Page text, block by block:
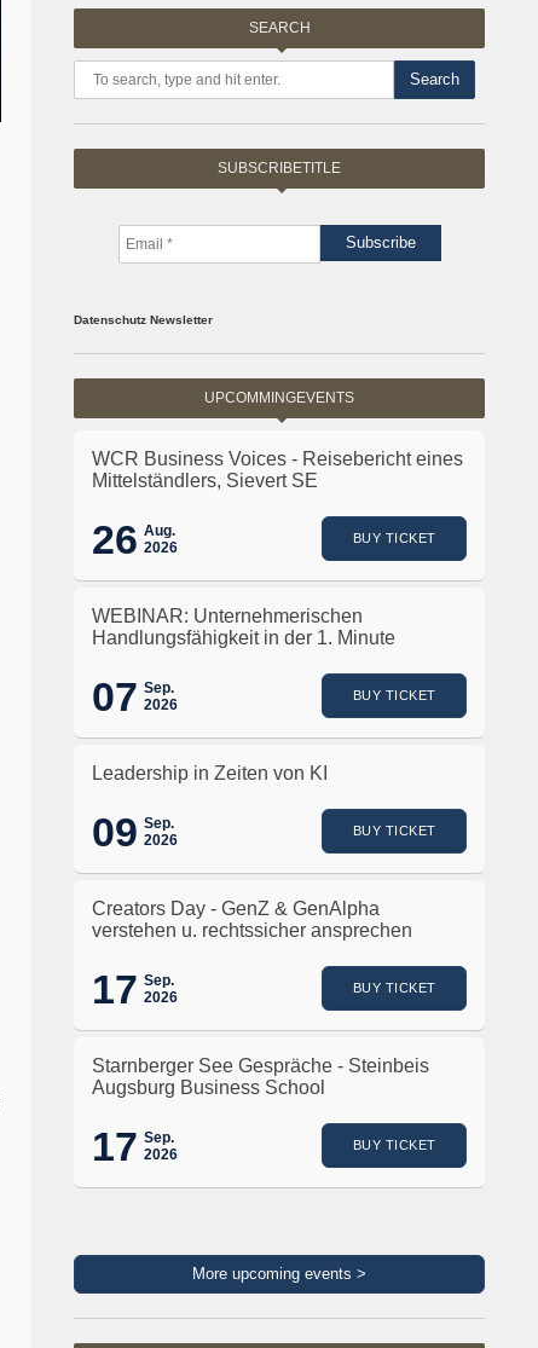
SEARCH
Search
SUBSCRIBETITLE
Datenschutz Newsletter
UPCOMMINGEVENTS
WCR Business Voices - Reisebericht eines
Mittelständlers, Sievert SE
26 Aug.
2026
BUY TICKET
WEBINAR: Unternehmerischen
Handlungsfähigkeit in der 1. Minute
07 Sep.
2026
BUY TICKET
Leadership in Zeiten von KI
09 Sep.
2026
BUY TICKET
Creators Day - GenZ & GenAlpha
verstehen u. rechtssicher ansprechen
17 Sep.
2026
BUY TICKET
Starnberger See Gespräche - Steinbeis
Augsburg Business School
17 Sep.
2026
BUY TICKET
More upcoming events >